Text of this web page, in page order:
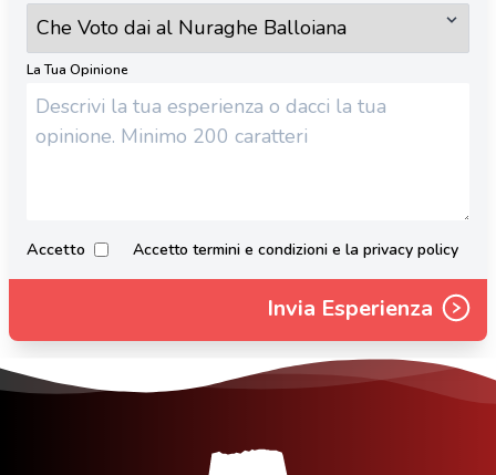
La Tua Opinione
Accetto Accetto termini e condizioni e la privacy policy
Invia Esperienza